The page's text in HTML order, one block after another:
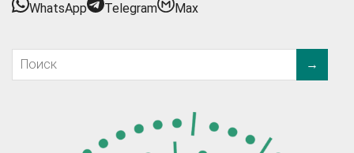
WhatsApp Telegram Max